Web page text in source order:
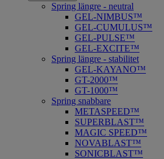
Spring längre - neutral
​GEL-NIMBUS™
GEL-CUMULUS™
GEL-PULSE™
GEL-EXCITE™
Spring längre - stabilitet
GEL-KAYANO™
GT-2000™
GT-1000™
Spring snabbare
METASPEED™
SUPERBLAST™
MAGIC SPEED™
NOVABLAST™
SONICBLAST™